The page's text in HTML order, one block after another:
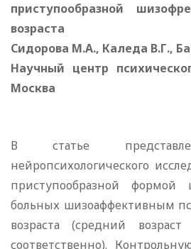
приступообразной
возраста
Сидорова М.А., Каледа В.Г.,
Научный центр
Москва
В статье
нейропсихологического
приступообразной
больных шизоаффективным
возраста (средний
соответственно).